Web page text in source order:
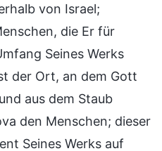
von Israel;
die Er für
Seines Werks
der Ort, an dem Gott
aus dem Staub
den Menschen; dieser
Seines Werks auf